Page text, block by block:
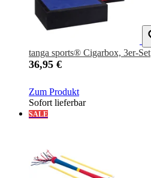
tanga sports® Cigarbox, 3er-Set
36,95 €
Zum Produkt
Sofort lieferbar
SALE